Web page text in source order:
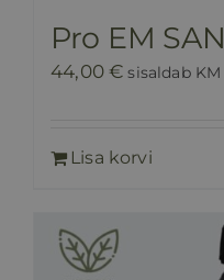
Pro EM SAN
44,00€ sisaldab KM
Lisa korvi